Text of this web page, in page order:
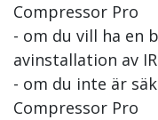
Compressor Pro
- om du vill ha en
avinstallation av
- om du inte är
Compressor Pro